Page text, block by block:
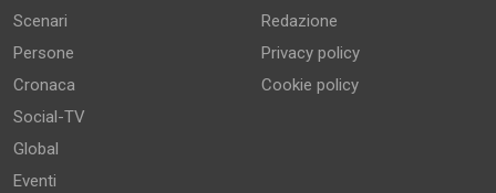
Scenari
Persone
Cronaca
Social-TV
Global
Eventi
Redazione
Privacy policy
Cookie policy